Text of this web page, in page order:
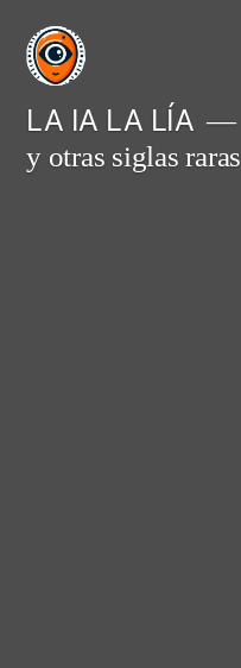
Saltar
contenido
LA IA LA LÍA
y otras siglas raras